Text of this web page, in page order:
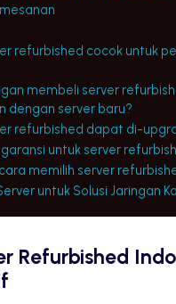
refurbished cocok untuk
membeli server
dengan server baru?
refurbished dapat di-
untuk server
memilih server
untuk Solusi Jaringan
Refurbished